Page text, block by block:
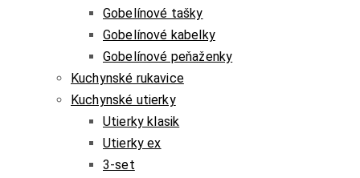
Gobelínové tašky
Gobelínové kabelky
Gobelínové peňaženky
Kuchynské rukavice
Kuchynské utierky
Utierky klasik
Utierky ex
3-set